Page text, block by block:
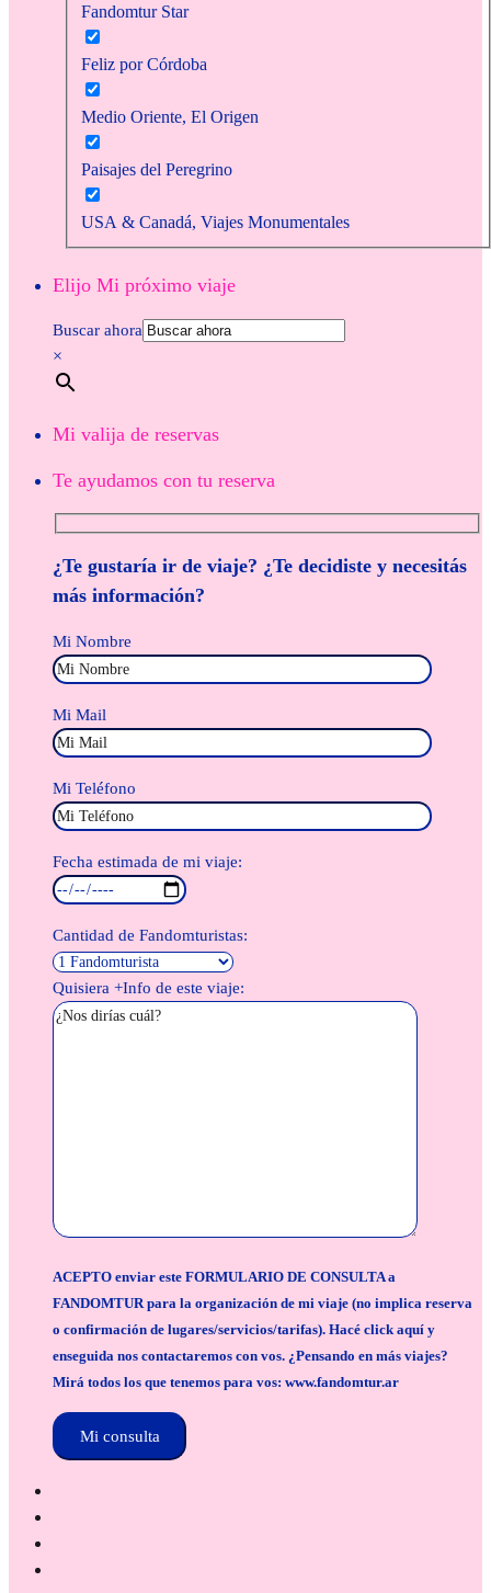
Fandomtur Star
Feliz por Córdoba
Medio Oriente, El Origen
Paisajes del Peregrino
USA & Canadá, Viajes Monumentales
Elijo Mi próximo viaje
Buscar ahora
×
Mi valija de reservas
Te ayudamos con tu reserva
¿Te gustaría ir de viaje? ¿Te decidiste y necesitás
más información?
Mi Nombre
Mi Mail
Mi Teléfono
Fecha estimada de mi viaje:
Cantidad de Fandomturistas:
Quisiera +Info de este viaje:
ACEPTO enviar este FORMULARIO DE CONSULTA a
FANDOMTUR para la organización de mi viaje (no implica reserva
o confirmación de lugares/servicios/tarifas). Hacé click aquí y
enseguida nos contactaremos con vos. ¿Pensando en más viajes?
Mirá todos los que tenemos para vos: www.fandomtur.ar